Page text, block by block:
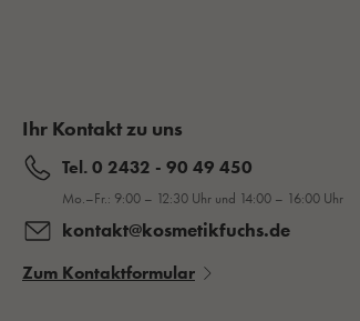
Ihr Kontakt zu uns
Tel. 0 2432 - 90 49 450
Mo.–Fr.: 9:00 – 12:30 Uhr und 14:00 – 16:00 Uhr
kontakt@kosmetikfuchs.de
Zum Kontaktformular